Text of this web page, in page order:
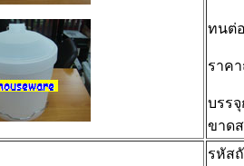
ทนต่
ราคา
บรร
ขาด
รหัสถั